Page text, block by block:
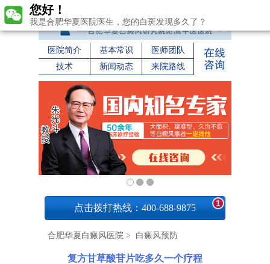
医院简介 基本常识
医师团队
技术
新闻动态 来院路线
点击拨打热线：400-688-9875 1
合肥华夏白癜风医院 > 白癜风预防
复方甘草酸苷片吃多久一个疗程
您好！
我是合肥华夏医院医生，您的白斑发现多久了？